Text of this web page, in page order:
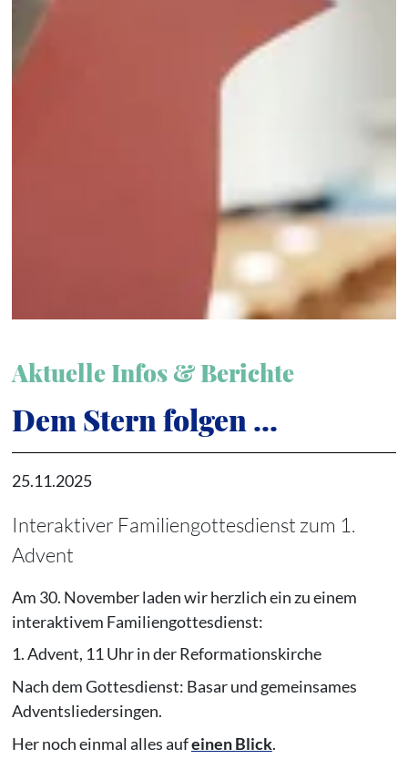
Aktuelle Infos & Berichte
Dem Stern folgen ...
25.11.2025
Interaktiver Familiengottesdienst zum 1.
Advent
Am 30. November laden wir herzlich ein zu einem
interaktivem Familiengottesdienst:
1. Advent, 11 Uhr in der Reformationskirche
Nach dem Gottesdienst: Basar und gemeinsames
Adventsliedersingen.
Her noch einmal alles aufeinen Blick.